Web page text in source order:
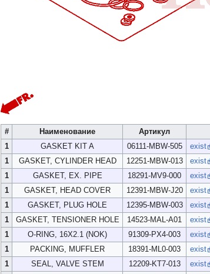
# Наименование Артикул
1
GASKET KIT A 06111-MBW-505 exist
1
GASKET, CYLINDER HEAD 12251-MBW-013 exist
1
GASKET, EX. PIPE 18291-MV9-000 exist
1
GASKET, HEAD COVER 12391-MBW-J20 exist
1
GASKET, PLUG HOLE 12395-MBW-003 exist
1
GASKET, TENSIONER HOLE 14523-MAL-A01 exist
1
O-RING, 16X2.1 (NOK) 91309-PX4-003 exist
1
PACKING, MUFFLER 18391-ML0-003 exist
1
SEAL, VALVE STEM 12209-KT7-013 exist